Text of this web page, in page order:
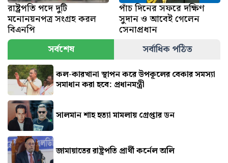
রাষ্ট্রপতি পদে দুটি
মনোনয়নপত্র সংগ্রহ করল
বিএনপি
পাঁচ দিনের সফরে দক্ষিণ
সুদান ও আবেই গেলেন
সেনাপ্রধান
সর্বশেষ
সর্বাধিক পঠিত
কল-কারখানা স্থাপন করে উপকূলের বেকার সমস্যা
সমাধান করা হবে: প্রধানমন্ত্রী
সালমান শাহ হত্যা মামলায় গ্রেপ্তার ডন
জামায়াতের রাষ্ট্রপতি প্রার্থী কর্নেল অলি